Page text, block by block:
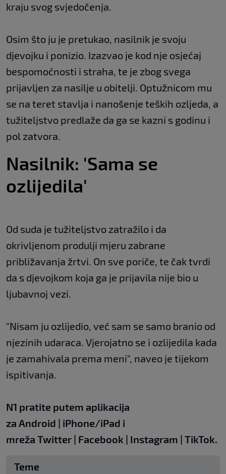
kraju svog svjedočenja.
Osim što ju je pretukao, nasilnik je svoju
djevojku i ponizio. Izazvao je kod nje osjećaj
bespomoćnosti i straha, te je zbog svega
prijavljen za nasilje u obitelji. Optužnicom mu
se na teret stavlja i nanošenje teških ozljeda, a
tužiteljstvo predlaže da ga se kazni s godinu i
pol zatvora.
Nasilnik: 'Sama se
ozlijedila'
Od suda je tužiteljstvo zatražilo i da
okrivljenom produlji mjeru zabrane
približavanja žrtvi. On sve poriče, te čak tvrdi
da s djevojkom koja ga je prijavila nije bio u
ljubavnoj vezi.
"Nisam ju ozlijedio, već sam se samo branio od
njezinih udaraca. Vjerojatno se i ozlijedila kada
je zamahivala prema meni", naveo je tijekom
ispitivanja.
N1 pratite putem aplikacija
za Android | iPhone/iPad i
mreža Twitter | Facebook | Instagram | TikTok.
Teme